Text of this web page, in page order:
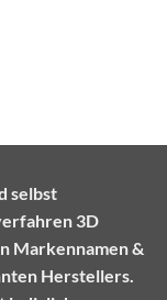
selbst
3D
Markennamen &
Herstellers.